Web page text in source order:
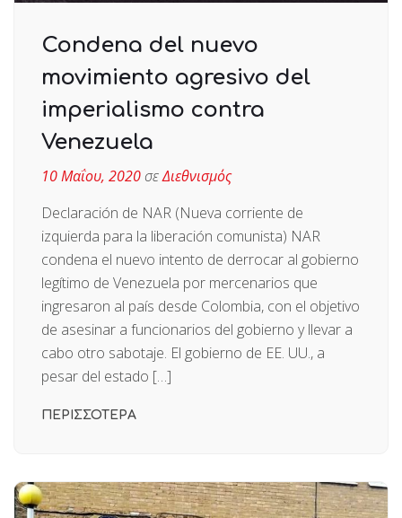
Condena del nuevo
movimiento agresivo del
imperialismo contra
Venezuela
10 Μαΐου, 2020σεΔιεθνισμός
Declaración de NAR (Nueva corriente de
izquierda para la liberación comunista) NAR
condena el nuevo intento de derrocar al gobierno
legítimo de Venezuela por mercenarios que
ingresaron al país desde Colombia, con el objetivo
de asesinar a funcionarios del gobierno y llevar a
cabo otro sabotaje. El gobierno de EE. UU., a
pesar del estado […]
ΠΕΡΙΣΣΟΤΕΡΑ